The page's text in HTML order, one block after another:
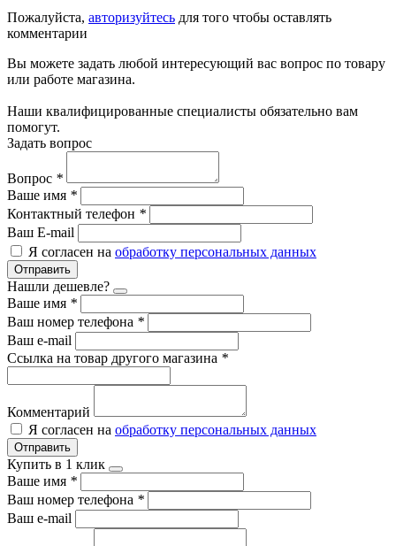
Пожалуйста, авторизуйтесь для того чтобы оставлять
комментарии
Вы можете задать любой интересующий вас вопрос по товару
или работе магазина.
Наши квалифицированные специалисты обязательно вам
помогут.
Задать вопрос
Вопрос *
Ваше имя *
Контактный телефон *
Ваш E-mail
Я согласен на обработку персональных данных
Отправить
Нашли дешевле?
Ваше имя *
Ваш номер телефона *
Ваш e-mail
Ссылка на товар другого магазина *
Комментарий
Я согласен на обработку персональных данных
Отправить
Купить в 1 клик
Ваше имя *
Ваш номер телефона *
Ваш e-mail